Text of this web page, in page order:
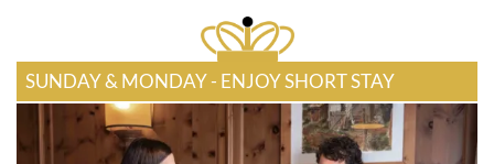
SUNDAY & MONDAY - ENJOY SHORT STAY